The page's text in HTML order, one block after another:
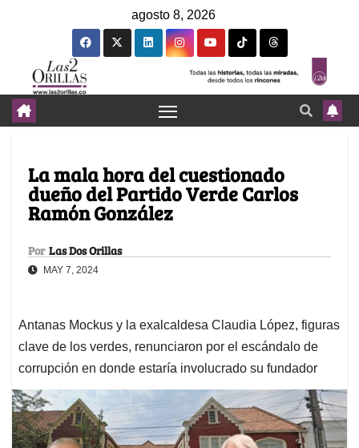
agosto 8, 2026
La mala hora del cuestionado
dueño del Partido Verde Carlos
Ramón González
Por Las Dos Orillas
MAY 7, 2024
Antanas Mockus y la exalcaldesa Claudia López, figuras
clave de los verdes, renunciaron por el escándalo de
corrupción en donde estaría involucrado su fundador